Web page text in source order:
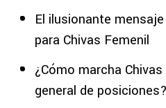
El ilusionante
para Chivas Femenil
¿Cómo marcha
general de posiciones?